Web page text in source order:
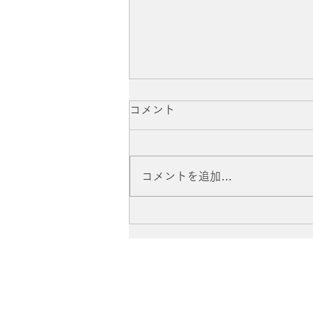
伝記漫画「三浦綾子」刊行記
コメント
コメントを追加…